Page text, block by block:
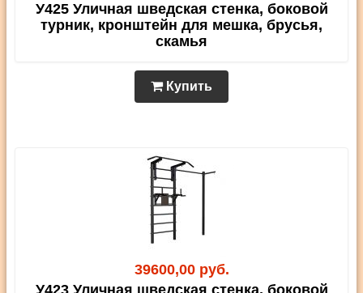
У425 Уличная шведская стенка, боковой
турник, кронштейн для мешка, брусья,
скамья
Купить
39600,00 руб.
У423 Уличная шведская стенка, боковой